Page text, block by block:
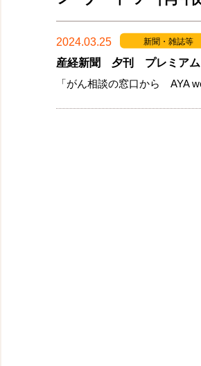
2024.03.25 新聞・雑誌等
産経新聞 夕刊 プレミアム
「がん相談の窓口から AYA